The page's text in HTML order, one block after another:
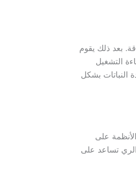
بعد ذلك يقوم
التشغيل
النباتات بشكل
على
تساعد على